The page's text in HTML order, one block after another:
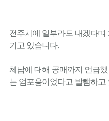
전주시에 일부라도 내겠다
기고 있습니다.
체납에 대해 공매까지 언급
는 엄포용이었다고 발뺌하고